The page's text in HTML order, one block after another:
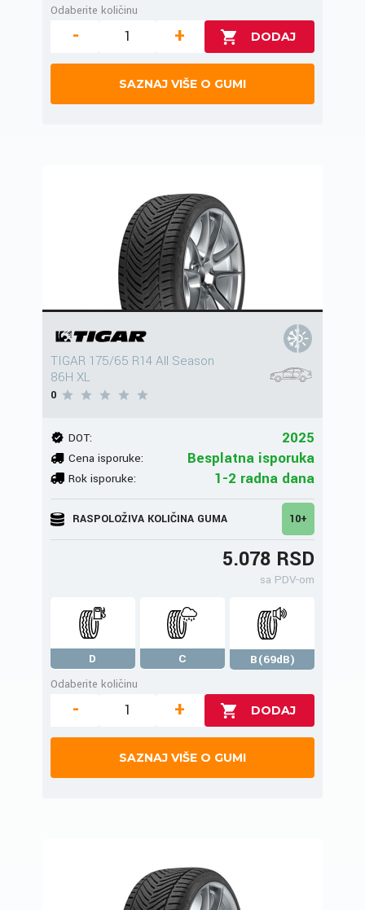
Odaberite količinu
- +
SAZNAJ VIŠE O GUMI
TIGAR 175/65 R14 All Season
86H XL
0
DOT: 2025
Cena isporuke: Besplatna isporuka
Rok isporuke: 1-2 radna dana
RASPOLOŽIVA KOLIČINA GUMA 10+
5.078 RSD
sa PDV-om
D C
B(69dB)
Odaberite količinu
- +
SAZNAJ VIŠE O GUMI